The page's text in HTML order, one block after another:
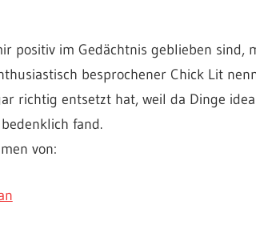
positiv im Gedächtnis geblieben sind,
besprochener Chick Lit
richtig entsetzt hat, weil da Dinge
fand.
von: